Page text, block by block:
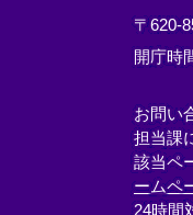
リ
ン
ク
〒620-
開庁時
お問い
担当課
該当ペ
ームペ
24時間